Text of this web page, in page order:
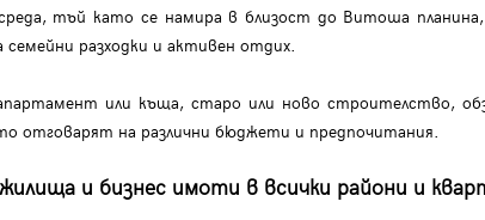
тъй като се намира в близост до Витоша
разходки и активен отдих.
или къща, старо или ново строителство,
отговарят на различни бюджети и предпочитания.
и бизнес имоти в всички райони и